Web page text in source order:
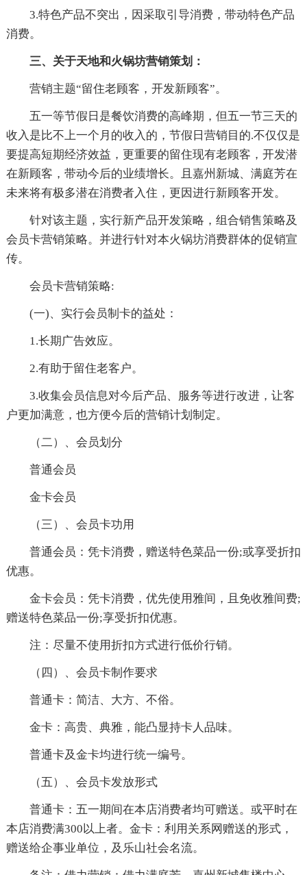
3.特色产品不突出，因采取引导消费，带动特色产品
消费。
三、关于天地和火锅坊营销策划：
营销主题“留住老顾客，开发新顾客”。
五一等节假日是餐饮消费的高峰期，但五一节三天的
收入是比不上一个月的收入的，节假日营销目的.不仅仅是
要提高短期经济效益，更重要的留住现有老顾客，开发潜
在新顾客，带动今后的业绩增长。且嘉州新城、满庭芳在
未来将有极多潜在消费者入住，更因进行新顾客开发。
针对该主题，实行新产品开发策略，组合销售策略及
会员卡营销策略。并进行针对本火锅坊消费群体的促销宣
传。
会员卡营销策略:
(一)、实行会员制卡的益处：
1.长期广告效应。
2.有助于留住老客户。
3.收集会员信息对今后产品、服务等进行改进，让客
户更加满意，也方便今后的营销计划制定。
（二）、会员划分
普通会员
金卡会员
（三）、会员卡功用
普通会员：凭卡消费，赠送特色菜品一份;或享受折扣
优惠。
金卡会员：凭卡消费，优先使用雅间，且免收雅间费;
赠送特色菜品一份;享受折扣优惠。
注：尽量不使用折扣方式进行低价行销。
（四）、会员卡制作要求
普通卡：简洁、大方、不俗。
金卡：高贵、典雅，能凸显持卡人品味。
普通卡及金卡均进行统一编号。
（五）、会员卡发放形式
普通卡：五一期间在本店消费者均可赠送。或平时在
本店消费满300以上者。金卡：利用关系网赠送的形式，
赠送给企事业单位，及乐山社会名流。